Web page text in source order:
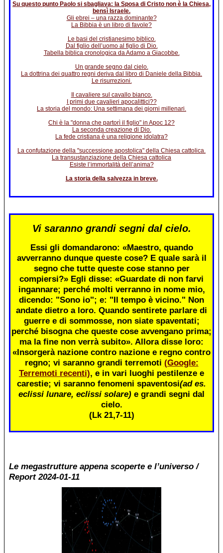
Su questo punto Paolo si sbagliava: la Sposa di Cristo non è la Chiesa,
bensì Israele.
Gli ebrei – una razza dominante?
La Bibbia è un libro di favole?
Le basi del cristianesimo biblico.
Dal figlio dell’uomo al figlio di Dio.
Tabella biblica cronologica da Adamo a Giacobbe.
Un grande segno dal cielo.
La dottrina dei quattro regni deriva dal libro di Daniele della Bibbia.
Le risurrezioni.
Il cavaliere sul cavallo bianco.
I primi due cavalieri apocalittici??
La storia del mondo: Una settimana dei giorni millenari.
Chi è la "donna che partorì il figlio" in Apoc 12?
La seconda creazione di Dio.
La fede cristiana è una religione idolatra?
La confutazione della "successione apostolica" della Chiesa cattolica.
La transustanziazione della Chiesa cattolica
Esiste l’immortalità dell’anima?
La storia della salvezza in breve.
Vi saranno grandi segni dal cielo.
Essi gli domandarono: «Maestro, quando
avverranno dunque queste cose? E quale sarà il
segno che tutte queste cose stanno per
compiersi?» Egli disse: «Guardate di non farvi
ingannare; perché molti verranno in nome mio,
dicendo: "Sono io"; e: "Il tempo è vicino." Non
andate dietro a loro. Quando sentirete parlare di
guerre e di sommosse, non siate spaventati;
perché bisogna che queste cose avvengano prima;
ma la fine non verrà subito». Allora disse loro:
«Insorgerà nazione contro nazione e regno contro
regno; vi saranno grandi terremoti (Google:
Terremoti recenti), e in vari luoghi pestilenze e
carestie; vi saranno fenomeni spaventosi(ad es.
eclissi lunare, eclissi solare) e grandi segni dal
cielo.
(Lk 21,7-11)
Le megastrutture appena scoperte e l’universo /
Report 2024-01-11